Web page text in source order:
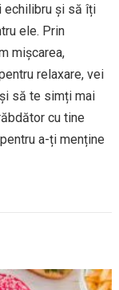
echilibru și să îți
ele. Prin
mișcarea,
relaxare, vei
să te simți mai
cu tine
a-ți menține